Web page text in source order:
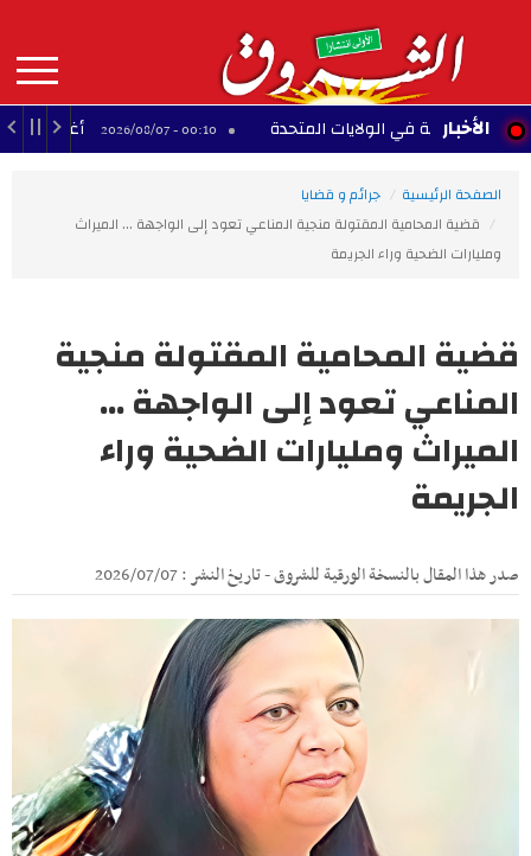
contenu
principal
MAIN
NAVIGATION الأخبار
في الولايات المتحدة 00:10 - 2026/08/07 أغلى 10 لاعبين أفارقة عبر التاريخ
الصفحة الرئيسية
جرائم و قضايا
قضية المحامية المقتولة منجية المناعي تعود إلى الواجهة ... الميراث
ومليارات الضحية وراء الجريمة
قضية المحامية المقتولة منجية
المناعي تعود إلى الواجهة ...
الميراث ومليارات الضحية وراء
الجريمة
صدر هذا المقال بالنسخة الورقية للشروق - تاريخ النشر : 2026/07/07